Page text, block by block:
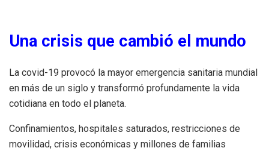
Una crisis que cambió el mundo
La covid-19 provocó la mayor emergencia sanitaria mundial
en más de un siglo y transformó profundamente la vida
cotidiana en todo el planeta.
Confinamientos, hospitales saturados, restricciones de
movilidad, crisis económicas y millones de familias